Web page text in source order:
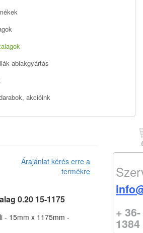
ablakgyártás
akcióink
Árajánlat kérés erre a
termékre
0.20 15-1175
- 15mm x 1175mm -
+
1384